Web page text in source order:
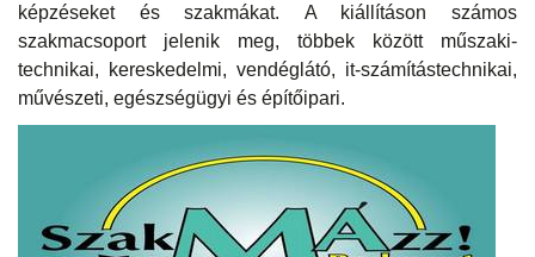
képzéseket és szakmákat. A kiállításon számos
szakmacsoport jelenik meg, többek között műszaki-
technikai, kereskedelmi, vendéglátó, it-számítástechnikai,
művészeti, egészségügyi és építőipari.